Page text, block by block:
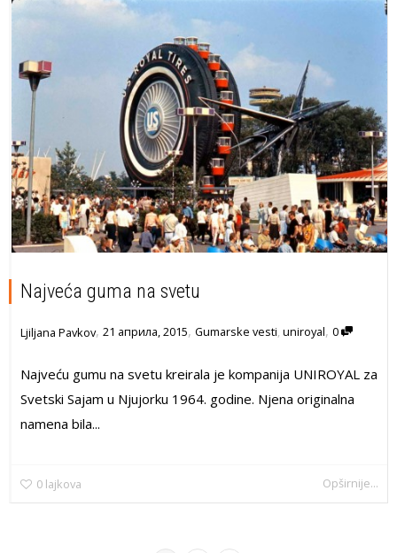
Najveća guma na svetu
Ljiljana Pavkov, 21 априла, 2015, Gumarske vesti, uniroyal, 0
Najveću gumu na svetu kreirala je kompanija UNIROYAL za
Svetski Sajam u Njujorku 1964. godine. Njena originalna
namena bila...
0 lajkova Opširnije...